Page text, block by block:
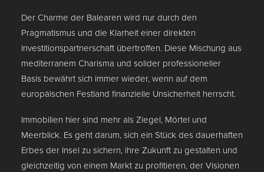
Der Charme der Balearen wird nur durch den
Pragmatismus und die Klarheit einer direkten
Investitionspartnerschaft übertroffen. Diese Mischung aus
mediterranem Charisma und solider professioneller
Basis bewährt sich immer wieder, wenn auf dem
europäischen Festland finanzielle Unsicherheit herrscht.
Immobilien hier sind mehr als Ziegel, Mörtel und
Meerblick. Es geht darum, sich ein Stück des dauerhaften
Erbes der Insel zu sichern, ihre Zukunft zu gestalten und
gleichzeitig von einem Markt zu profitieren, der Visionen